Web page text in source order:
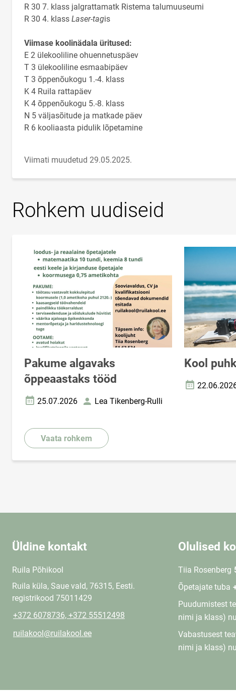
R 30 7. klass jalgrattamatk Ristema talumuuseumi
R 30 4. klass Laser-tagis
Viimase koolinädala üritused:
E 2 ülekooliline ohuennetuspäev
T 3 ülekooliline esmaabipäev
T 3 õppenõukogu 1.-4. klass
K 4 Ruila rattapäev
K 4 õppenõukogu 5.-8. klass
N 5 väljasõitude ja matkade päev
R 6 kooliaasta pidulik lõpetamine
Viimati muudetud 29.05.2025.
Rohkem uudiseid
Pakume algavaks
õppeaastaks tööd
Loomise kuupäev
25.07.2026 AutorLea Tikenberg-Rulli
Kool
Loomise
Vaata rohkem
Üldine kontakt
Ruila Põhikool
Ruila küla, Saue vald, 76315, Eesti.
registrikood 75011429
+372 6078736, +372 55512498
ruilakool@ruilakool.ee
Olulised
Tiia Rosenberg
Õpetajate tuba
Puudumistest
nimi ja klass)
Vabastusest
nimi ja klass)